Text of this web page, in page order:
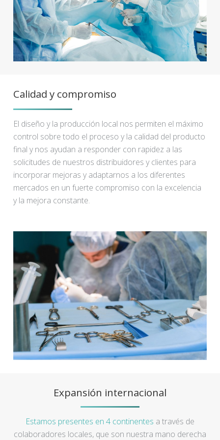
Calidad y compromiso
El diseño y la producción local nos permiten el máximo
control sobre todo el proceso y la calidad del producto
final y nos ayudan a responder con rapidez a las
solicitudes de nuestros distribuidores y clientes para
incorporar mejoras y adaptarnos a los diferentes
mercados en un fuerte compromiso con la excelencia
y la mejora constante.
Expansión internacional
Estamos presentes en 4 continentes a través de
colaboradores locales, que son nuestra mano derecha